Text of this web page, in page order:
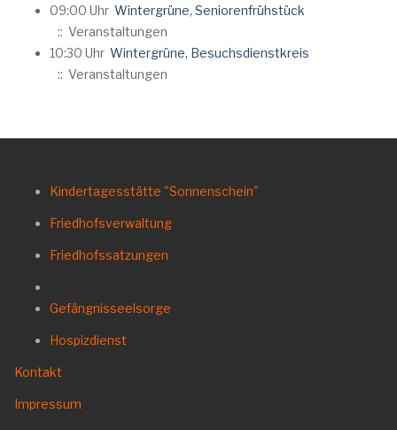
09:00 Uhr Wintergrüne, Seniorenfrühstück
:: Veranstaltungen
10:30 Uhr Wintergrüne, Besuchsdienstkreis
:: Veranstaltungen
Kindertagesstätte "Sonnenschein"
Friedhofsverwaltung
Friedhofssatzungen
Gefängnisseelsorge
Hospizdienst
Kontakt
Impressum